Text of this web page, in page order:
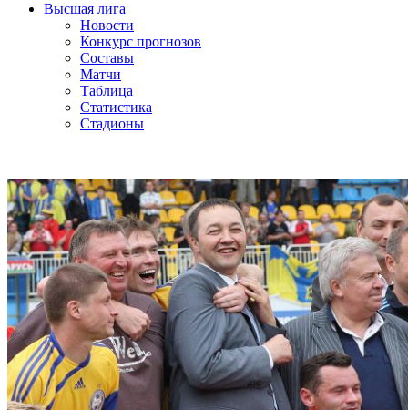
Высшая лига
Новости
Конкурс прогнозов
Составы
Матчи
Таблица
Статистика
Стадионы